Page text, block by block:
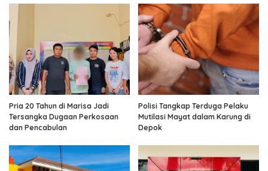
Pria 20 Tahun di Marisa Jadi
Tersangka Dugaan Perkosaan
dan Pencabulan
Polisi Tangkap Terduga Pelaku
Mutilasi Mayat dalam Karung di
Depok